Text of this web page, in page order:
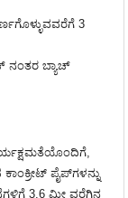
3
ನಂತರ ಬ್ಯಾಚ್
ಪೈಪ್‌ಗಳನ್ನು
3.6 ಮೀ ವರೆಗಿನ